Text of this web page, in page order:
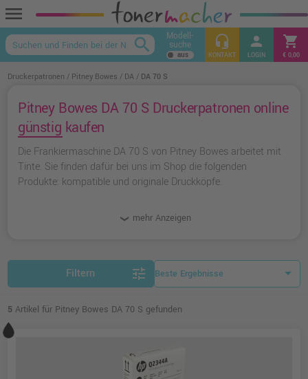
menu
keyboard_arrow_up
search Modell-
suche headset_mic
KONTAKT
person
LOGIN
shopping_cart
€ 0,00
Druckerpatronen Pitney Bowes DA DA 70 S
Pitney Bowes DA 70 S Druckerpatronen online
günstig kaufen
Die Frankiermaschine DA 70 S von Pitney Bowes arbeitet mit
Tinte. Sie finden dafür bei uns im Shop die folgenden
Produkte: kompatible und originale Druckköpfe.
mehr Anzeigen
Filtern tune
5 Artikel für Pitney Bowes DA 70 S gefunden